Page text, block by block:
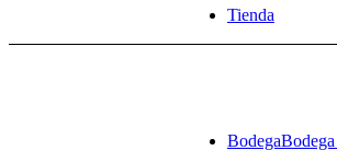
Tienda
Bodega